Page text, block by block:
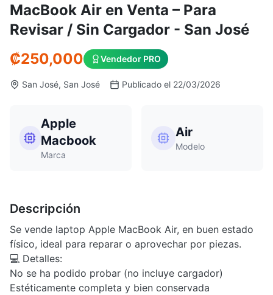
MacBook Air en Venta – Para
Revisar / Sin Cargador - San José
₡250,000 Vendedor PRO
San José, San José Publicado el 22/03/2026
Apple
Macbook
Marca
Air
Modelo
Descripción
Se vende laptop Apple MacBook Air, en buen estado
físico, ideal para reparar o aprovechar por piezas.
💻 Detalles:
No se ha podido probar (no incluye cargador)
Estéticamente completa y bien conservada